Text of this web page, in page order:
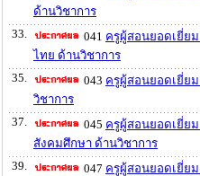
ด้านวิชาการ
33.
041 ครูผู้สอนยอดเยี่ย
ไทย ด้านวิชาการ
35.
043 ครูผู้สอนยอดเยี่ย
วิชาการ
37.
045 ครูผู้สอนยอดเยี่ย
สังคมศึกษา ด้านวิชาการ
39.
047 ครูผู้สอนยอดเยี่ย